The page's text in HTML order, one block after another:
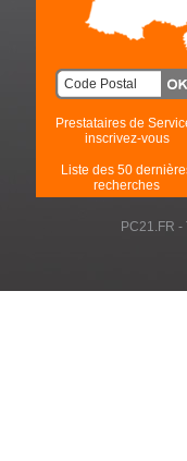
Prestataires de
inscrivez-vous
Liste des 50
recherches
PC21.FR